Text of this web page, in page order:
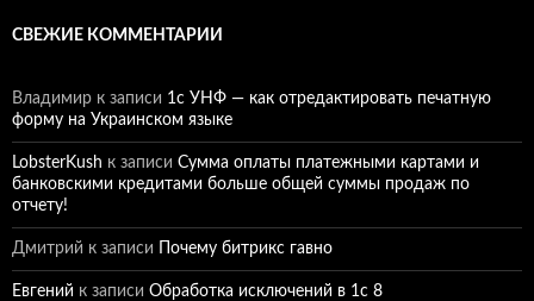
СВЕЖИЕ КОММЕНТАРИИ
Владимир к записи 1c УНФ — как отредактировать печатную
форму на Украинском языке
LobsterKush к записи Сумма оплаты платежными картами и
банковскими кредитами больше общей суммы продаж по
отчету!
Дмитрий к записи Почему битрикс гавно
Евгений к записи Обработка исключений в 1с 8